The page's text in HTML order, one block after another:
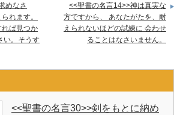
<<聖書の名言14>>神は真実な
方ですから、 あなたがたを、耐
えられないほどの試練に 会わせ
ることはなさいません。
めなさ
れます。
ば見つか
い。そうす
<<聖書の名言30>>剣をもとに納め